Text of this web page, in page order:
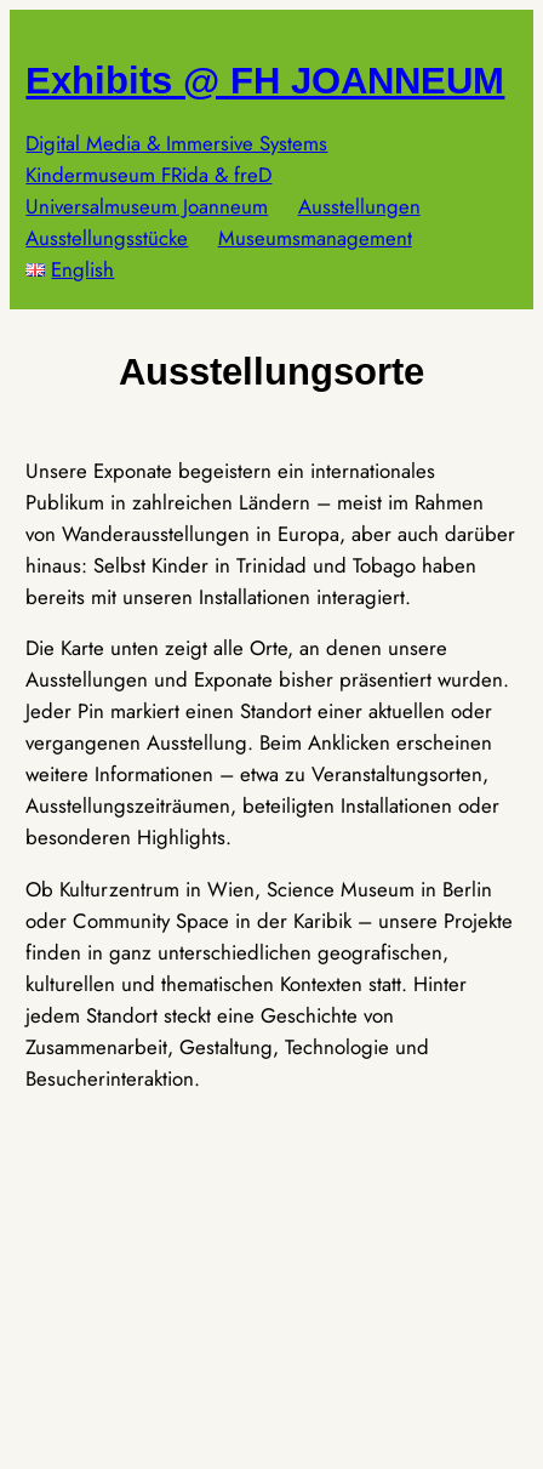
springen
Exhibits @ FH JOANNEUM
Digital Media & Immersive Systems
Kindermuseum FRida & freD
Universalmuseum Joanneum
Ausstellungen
Ausstellungsstücke
Museumsmanagement
English
Ausstellungsorte
Unsere Exponate begeistern ein internationales
Publikum in zahlreichen Ländern – meist im Rahmen
von Wanderausstellungen in Europa, aber auch darüber
hinaus: Selbst Kinder in Trinidad und Tobago haben
bereits mit unseren Installationen interagiert.
Die Karte unten zeigt alle Orte, an denen unsere
Ausstellungen und Exponate bisher präsentiert wurden.
Jeder Pin markiert einen Standort einer aktuellen oder
vergangenen Ausstellung. Beim Anklicken erscheinen
weitere Informationen – etwa zu Veranstaltungsorten,
Ausstellungszeiträumen, beteiligten Installationen oder
besonderen Highlights.
Ob Kulturzentrum in Wien, Science Museum in Berlin
oder Community Space in der Karibik – unsere Projekte
finden in ganz unterschiedlichen geografischen,
kulturellen und thematischen Kontexten statt. Hinter
jedem Standort steckt eine Geschichte von
Zusammenarbeit, Gestaltung, Technologie und
Besucherinteraktion.